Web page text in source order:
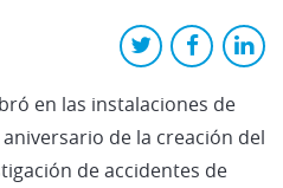
en las instalaciones de
aniversario de la creación del
de accidentes de